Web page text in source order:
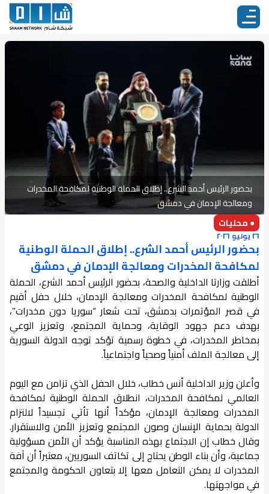
بحضور الرئيس أحمد الشرع.. إطلاق الحملة الوطنية لمكافحة المخدرات
ومعالجة الإدمان في دمشق
● محليات
٢٦ يونيو ٢٠٢٦
بحضور الرئيس أحمد الشرع.. إطلاق الحملة الوطنية
لمكافحة المخدرات ومعالجة الإدمان في دمشق
أطلقت وزارتا الداخلية والصحة، بحضور الرئيس أحمد الشرع، الحملة
الوطنية لمكافحة المخدرات ومعالجة الإدمان، خلال حفل أقيم
في قصر المؤتمرات بدمشق، تحت شعار “سوريا دون مخدرات”،
بهدف دعم جهود الوقاية، وحماية المجتمع، وتعزيز الوعي
بمخاطر المخدرات، في خطوة رسمية تؤكد توجه الدولة السورية
إلى معالجة الملف أمنياً وصحياً واجتماعياً.
وأعلن وزير الداخلية أنس خطاب، خلال الحفل الذي تزامن مع اليوم
العالمي لمكافحة المخدرات، انطلاق الحملة الوطنية لمكافحة
المخدرات ومعالجة الإدمان، مؤكداً أنها تأتي تجسيداً لالتزام
الدولة بحماية الإنسان وصون المجتمع وتعزيز الأمن والاستقرار.
وقال خطاب إن الاجتماع بهذه المناسبة يؤكد أن الأمن مسؤولية
جماعية، وأن بناء الوطن يحتاج إلى تكاتف السوريين، معتبراً أن آفة
المخدرات لا يمكن التعامل معها إلا بتعاون الحكومة والمجتمع
في مواجهتها.